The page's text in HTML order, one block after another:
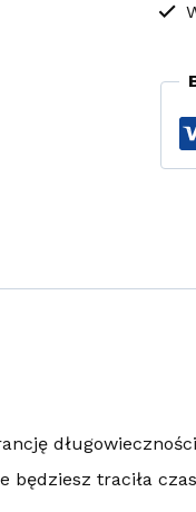
będziesz traciła